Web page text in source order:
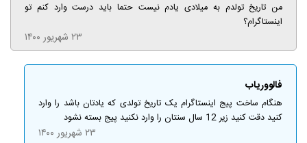
من تاریخ تولدم به میلادی یادم نیست حتما باید درست وارد کنم تو
اینستاگرام؟
۲۳ شهریور ۱۴۰۰
فالووریاب
هنگام ساخت پیج اینستاگرام یک تاریخ تولدی که یادتان باشد را وارد
کنید دقت کنید زیر 12 سال سنتان را وارد نکنید پیج بسته نشود
۲۳ شهریور ۱۴۰۰